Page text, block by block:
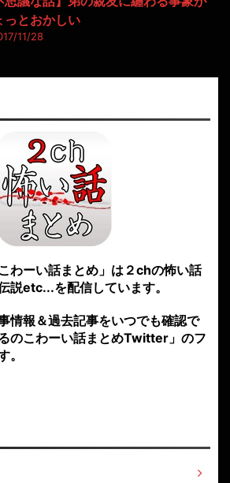
っとおかしい
11/28
わーい話まとめ」は２chの怖い話
説etc...を配信しています。
情報＆過去記事をいつでも確認で
のこわーい話まとめTwitter」のフ
。